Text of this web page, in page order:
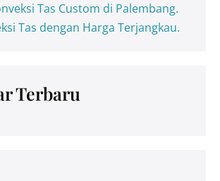
Tas Custom di Palembang.
Tas dengan Harga Terjangkau.
Terbaru